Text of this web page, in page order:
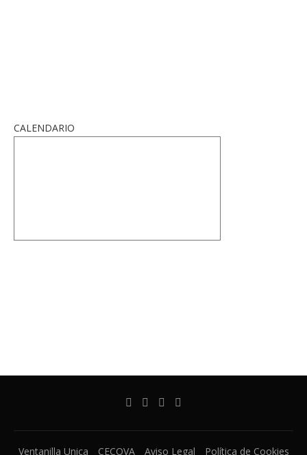
CALENDARIO
Ventanilla Unica CECOVA Aviso Legal Política de Cookies